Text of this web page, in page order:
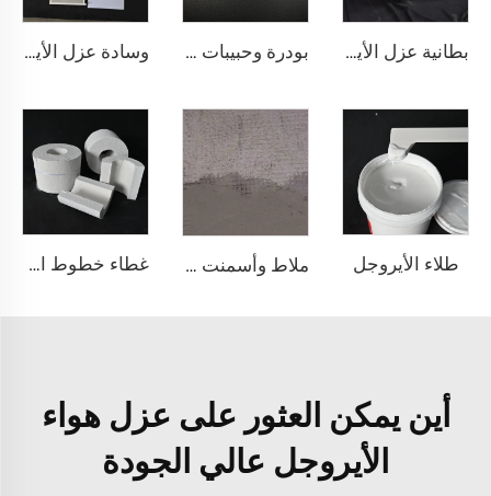
بطانية عزل الأيروجل 1000℃ بودرة وحبيبات الأجل النانوية وسادة عزل الأيروجيل
طلاء الأيروجل ملاط وأسمنت الأيروجيل غطاء خطوط الأنابيب من الأيروجل
أين يمكن العثور على عزل هواء
الأيروجل عالي الجودة